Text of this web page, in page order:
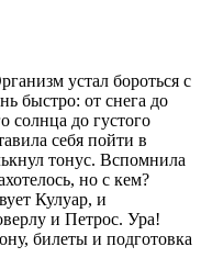
устал бороться с
быстро: от снега до
солнца до густого
себя пойти в
тонус. Вспомнила
но с кем?
Кулуар, и
и Петрос. Ура!
билеты и подготовка